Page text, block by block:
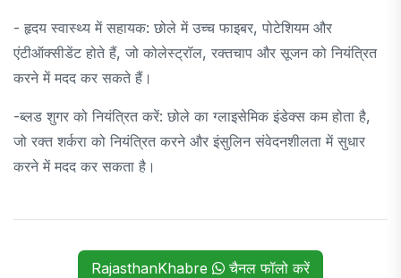
- हृदय स्वास्थ्य में सहायक: छोले में उच्च फाइबर, पोटेशियम और
एंटीऑक्सीडेंट होते हैं, जो कोलेस्ट्रॉल, रक्तचाप और सूजन को नियंत्रित
करने में मदद कर सकते हैं।
-ब्लड शुगर को नियंत्रित करें: छोले का ग्लाइसेमिक इंडेक्स कम होता है,
जो रक्त शर्करा को नियंत्रित करने और इंसुलिन संवेदनशीलता में सुधार
करने में मदद कर सकता है।
RajasthanKhabre चैनल फॉलो करें